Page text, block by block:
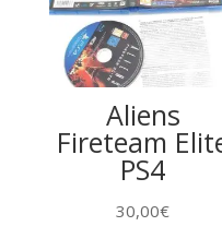
Aliens
Fireteam
PS4
30,00€